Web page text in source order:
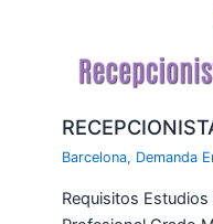
Barcelona, Demanda
Requisitos